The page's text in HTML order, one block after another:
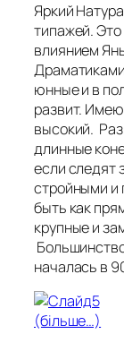
Яркий
типажей.
влиянием
юнные и в
развит.
высокий.
длинные
если следят
стройными и
быть как
крупные и
началась в
(більше…)